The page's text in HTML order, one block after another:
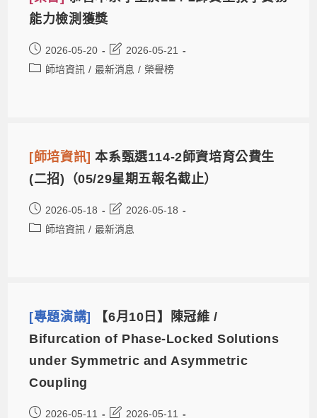
能力檢測獲獎
2026-05-20
2026-05-21
師培資訊 / 最新消息 / 榮譽榜
[師培資訊]本系甄選114-2師資培育公費生
(二招)（05/29星期五報名截止）
2026-05-18
2026-05-18
師培資訊 / 最新消息
[專題演講]
【6月10日】陳冠維 /
Bifurcation of Phase-Locked Solutions
under Symmetric and Asymmetric
Coupling
2026-05-11
2026-05-11